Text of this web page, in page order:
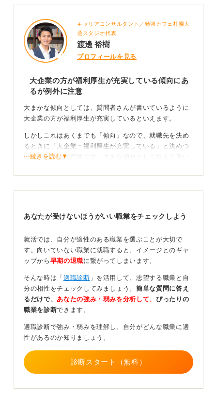
キャリアコンサルタント／勉強カフェ札幌大
通スタジオ代表
渡邊 裕樹
プロフィールを見る
大企業の方が福利厚生が充実している傾向にあ
るが例外に注意
大まかな傾向としては、質問者さんが書いているように
大企業の方が福利厚生が充実しているといえます。
しかしこれはあくまでも「傾向」なので、就職先を決め
るときに「大企業＝福利厚生が充実している」と決めつ
けてしまうのは危険です。大きな傾向として捉えて良い
いでしょう。
的には資本金3億円以上、従業員300名以上が大企業とい
0.3％です。
「大企業＝福利厚生が充実している」と考えて、自分の
就職先をこの0.3%の企業だけに限定してしまうのは、か
なり選択の幅が狭くなってしまいます。
自分にとって欠かせない福利厚生を明確にしよう
らない法定福利厚生（健康保険、厚生年金、雇用保険
等）と、企業ごとに任意で導入を選べる法定外福利厚生
があります。
質問者さんが気にしているのは後者だと思うのですが、
⋯続きを読む▼
あなたが受けないほうがいい職業をチェックしよう
就活では、自分が適性のある職業を選ぶことが大切で
す。向いていない職業に就職すると、イメージとのギャ
ップから 早期の退職に繋がってしまいます。
そんな時は「 適職診断 」を活用して、志望する職業と自
分の相性をチェックしてみましょう。簡単な質問に答え
るだけで、 あなたの強み・弱みを分析して、 ぴったりの
職業を診断できます。
適職診断で強み・弱みを理解し、自分がどんな職業に適
性があるのか知りましょう。
診断スタート（無料）